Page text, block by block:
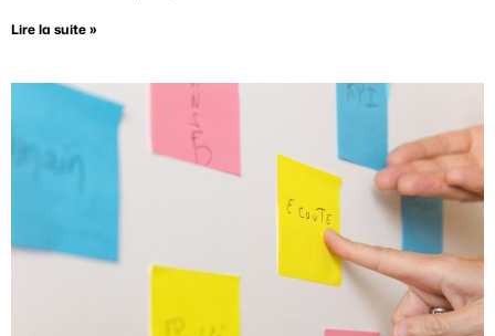
Lire la suite »